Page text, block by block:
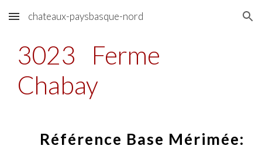
Skip to main content Skip to navigation
chateaux-paysbasque-nord
3023
Ferme
Chabay
Référence Base Mérimée: